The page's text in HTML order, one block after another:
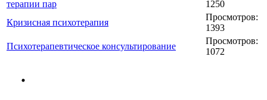
терапии пар
1250
Кризисная психотерапия
Просмотров:
1393
Психотерапевтическое консультирование
Просмотров:
1072